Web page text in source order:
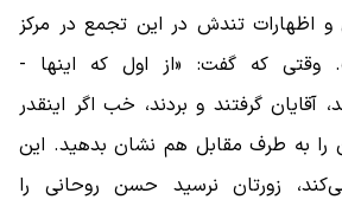
و اظهارات تندش در این تجمع در مرکز
وقتی که گفت: «از اول که اینها -
آقایان گرفتند و بردند، خب اگر اینقدر
را به طرف مقابل هم نشان بدهید. این
زورتان نرسید حسن روحانی را